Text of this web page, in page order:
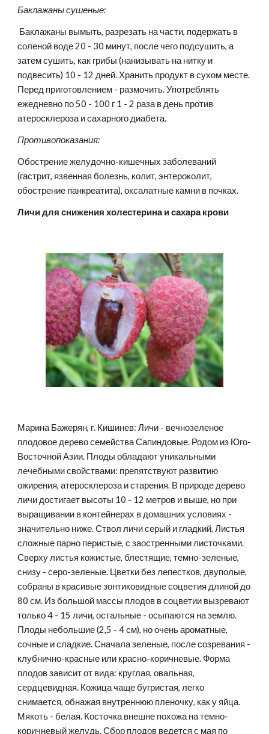
Баклажаны сушеные:
соленой воде 20 - 30 минут, после чего подсушить, а
затем сушить, как грибы (нанизывать на нитку и
подвесить) 10 - 12 дней. Хранить продукт в сухом месте.
Перед приготовлением - размочить. Употреблять
ежедневно по 50 - 100 г 1 - 2 раза в день против
атеросклероза и сахарного диабета.
Противопоказания:
Обострение желудочно-кишечных заболеваний
(гастрит, язвенная болезнь, колит, энтероколит,
обострение панкреатита), оксалатные камни в почках.
Личи для снижения холестерина и сахара крови
Марина Бажерян, г. Кишинев: Личи - вечнозеленое
плодовое дерево семейства Сапиндовые. Родом из Юго-
Восточной Азии. Плоды обладают уникальными
лечебными свойствами: препятствуют развитию
ожирения, атеросклероза и старения. В природе дерево
личи достигает высоты 10 - 12 метров и выше, но при
выращивании в контейнерах в домашних условиях -
значительно ниже. Ствол личи серый и гладкий. Листья
сложные парно перистые, с заостренными листочками.
Сверху листья кожистые, блестящие, темно-зеленые,
снизу - серо-зеленые. Цветки без лепестков, двуполые,
собраны в красивые зонтиковидные соцветия длиной до
80 см. Из большой массы плодов в соцветии вызревают
только 4 - 15 личи, остальные - осыпаются на землю.
Плоды небольшие (2,5 - 4 см), но очень ароматные,
сочные и сладкие. Сначала зеленые, после созревания -
клубнично-красные или красно-коричневые. Форма
плодов зависит от вида: круглая, овальная,
сердцевидная. Кожица чаще бугристая, легко
снимается, обнажая внутреннюю пленочку, как у яйца.
Мякоть - белая. Косточка внешне похожа на темно-
коричневый желудь. Сбор плодов ведется с мая по